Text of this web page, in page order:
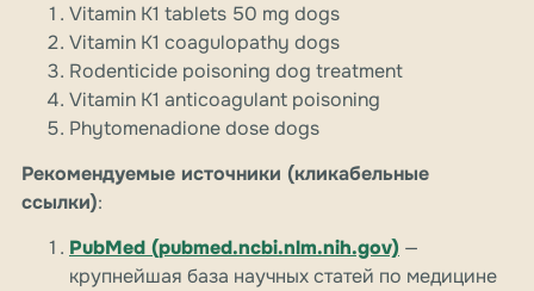
Vitamin K1 tablets 50 mg dogs
Vitamin K1 coagulopathy dogs
Rodenticide poisoning dog treatment
Vitamin K1 anticoagulant poisoning
Phytomenadione dose dogs
Рекомендуемые источники (кликабельные
ссылки):
PubMed (pubmed.ncbi.nlm.nih.gov) —
крупнейшая база научных статей по медицине